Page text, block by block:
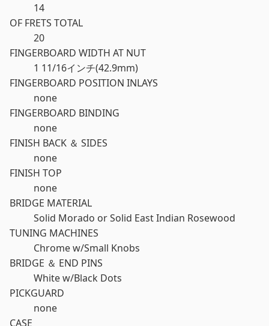
14
OF FRETS TOTAL
20
FINGERBOARD WIDTH AT NUT
1 11/16インチ(42.9mm)
FINGERBOARD POSITION INLAYS
none
FINGERBOARD BINDING
none
FINISH BACK ＆ SIDES
none
FINISH TOP
none
BRIDGE MATERIAL
Solid Morado or Solid East Indian Rosewood
TUNING MACHINES
Chrome w/Small Knobs
BRIDGE ＆ END PINS
White w/Black Dots
PICKGUARD
none
CASE